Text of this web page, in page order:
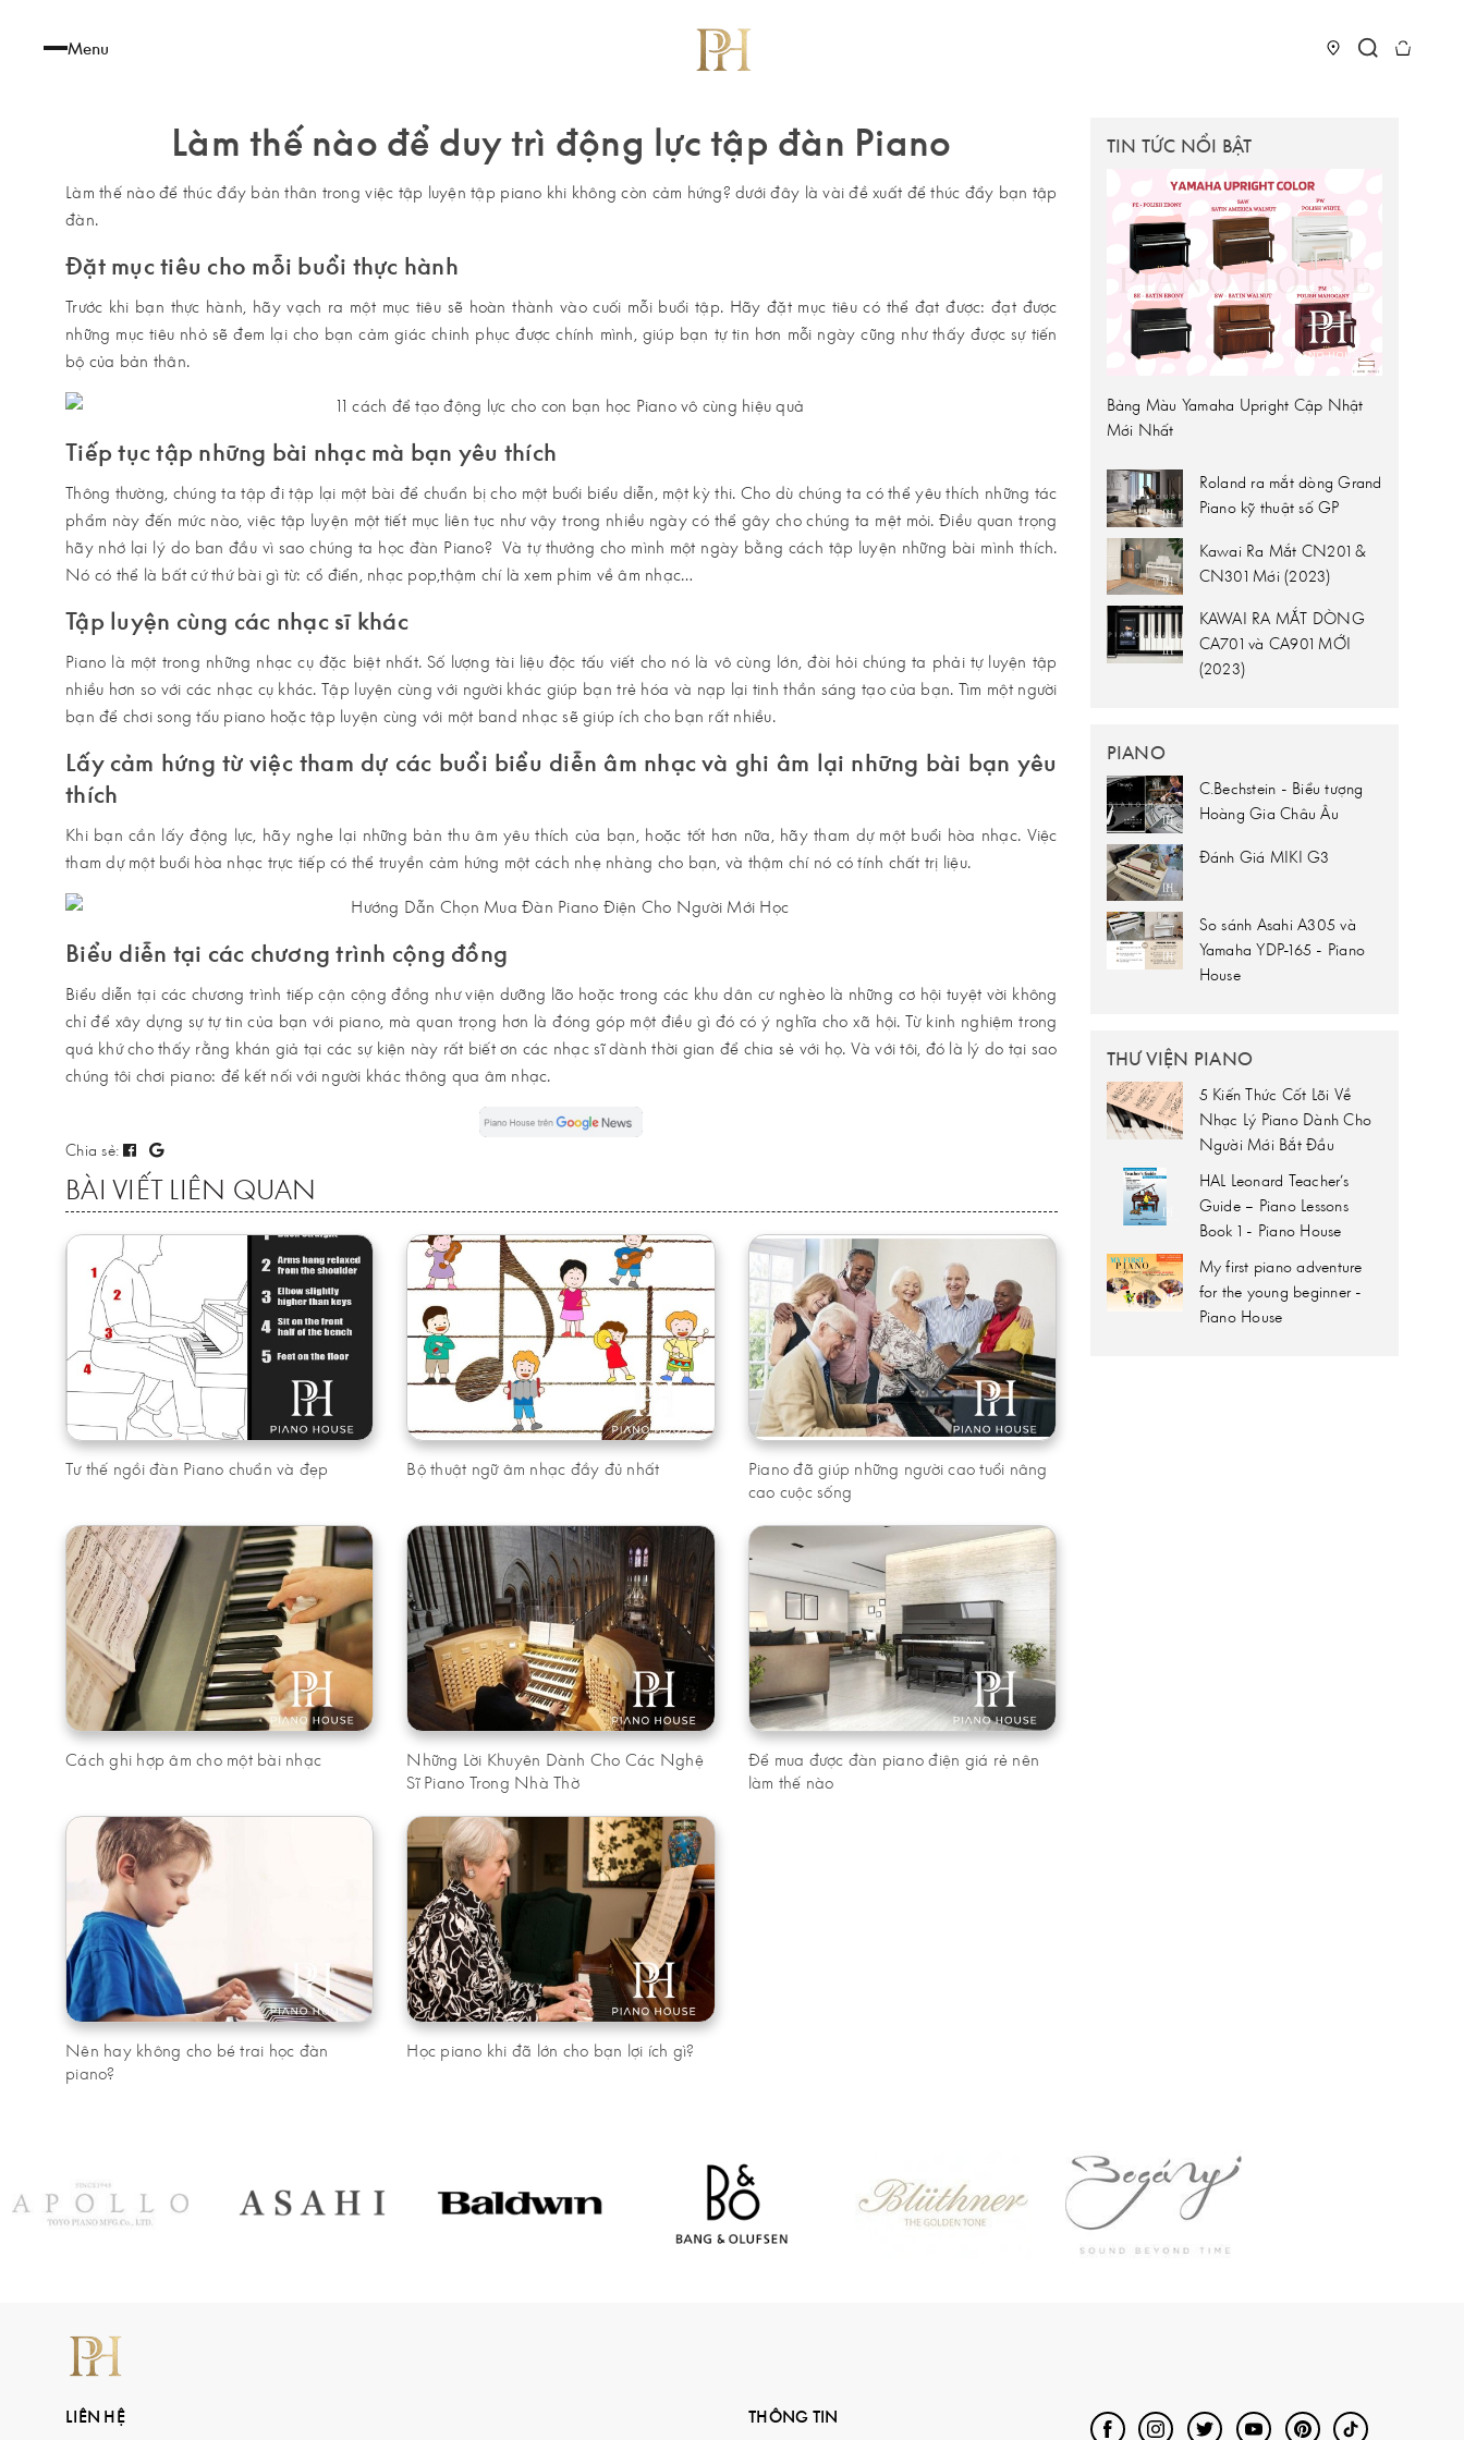
Menu
Làm thế nào để duy trì động lực tập đàn Piano
Làm thế nào để thúc đẩy bản thân trong việc tập luyện tập piano khi không còn cảm hứng? dưới đây là vài đề xuất để thúc đẩy bạn tập
đàn.
Đặt mục tiêu cho mỗi buổi thực hành
Trước khi bạn thực hành, hãy vạch ra một mục tiêu sẽ hoàn thành vào cuối mỗi buổi tập. Hãy đặt mục tiêu có thể đạt được: đạt được
những mục tiêu nhỏ sẽ đem lại cho bạn cảm giác chinh phục được chính mình, giúp bạn tự tin hơn mỗi ngày cũng như thấy được sự tiến
bộ của bản thân.
Tiếp tục tập những bài nhạc mà bạn yêu thích
Thông thường, chúng ta tập đi tập lại một bài để chuẩn bị cho một buổi biểu diễn, một kỳ thi. Cho dù chúng ta có thể yêu thích những tác
phẩm này đến mức nào, việc tập luyện một tiết mục liên tục như vậy trong nhiều ngày có thể gây cho chúng ta mệt mỏi. Điều quan trọng
hãy nhớ lại lý do ban đầu vì sao chúng ta học đàn Piano? Và tự thưởng cho mình một ngày bằng cách tập luyện những bài mình thích.
Nó có thể là bất cứ thứ bài gì từ: cổ điển, nhạc pop,thậm chí là xem phim về âm nhạc…
Tập luyện cùng các nhạc sĩ khác
Piano là một trong những nhạc cụ đặc biệt nhất. Số lượng tài liệu độc tấu viết cho nó là vô cùng lớn, đòi hỏi chúng ta phải tự luyện tập
nhiều hơn so với các nhạc cụ khác. Tập luyện cùng với người khác giúp bạn trẻ hóa và nạp lại tinh thần sáng tạo của bạn. Tìm một người
bạn để chơi song tấu piano hoặc tập luyện cùng với một band nhạc sẽ giúp ích cho bạn rất nhiều.
Lấy cảm hứng từ việc tham dự các buổi biểu diễn âm nhạc và ghi âm lại những bài bạn yêu
thích
Khi bạn cần lấy động lực, hãy nghe lại những bản thu âm yêu thích của bạn, hoặc tốt hơn nữa, hãy tham dự một buổi hòa nhạc. Việc
tham dự một buổi hòa nhạc trực tiếp có thể truyền cảm hứng một cách nhẹ nhàng cho bạn, và thậm chí nó có tính chất trị liệu.
Biểu diễn tại các chương trình cộng đồng
Biểu diễn tại các chương trình tiếp cận cộng đồng như viện dưỡng lão hoặc trong các khu dân cư nghèo là những cơ hội tuyệt vời không
chỉ để xây dựng sự tự tin của bạn với piano, mà quan trọng hơn là đóng góp một điều gì đó có ý nghĩa cho xã hội. Từ kinh nghiệm trong
quá khứ cho thấy rằng khán giả tại các sự kiện này rất biết ơn các nhạc sĩ dành thời gian để chia sẻ với họ. Và với tôi, đó là lý do tại sao
chúng tôi chơi piano: để kết nối với người khác thông qua âm nhạc.
Chia sẻ:
BÀI VIẾT LIÊN QUAN
Tư thế ngồi đàn Piano chuẩn và đẹp Bộ thuật ngữ âm nhạc đầy đủ nhất
Piano đã giúp những người cao tuổi nâng
cao cuộc sống
Cách ghi hợp âm cho một bài nhạc
Những Lời Khuyên Dành Cho Các Nghệ
Sĩ Piano Trong Nhà Thờ
Để mua được đàn piano điện giá rẻ nên
làm thế nào
Nên hay không cho bé trai học đàn
piano?
Học piano khi đã lớn cho bạn lợi ích gì?
TIN TỨC NỔI BẬT
Bảng Màu Yamaha Upright Cập Nhật
Mới Nhất
Roland ra mắt dòng Grand
Piano kỹ thuật số GP
Kawai Ra Mắt CN201 &
CN301 Mới (2023)
KAWAI RA MẮT DÒNG
CA701 và CA901 MỚI
(2023)
PIANO
C.Bechstein - Biểu tượng
Hoàng Gia Châu Âu
Đánh Giá MIKI G3
So sánh Asahi A305 và
Yamaha YDP-165 - Piano
House
THƯ VIỆN PIANO
5 Kiến Thức Cốt Lõi Về
Nhạc Lý Piano Dành Cho
Người Mới Bắt Đầu
HAL Leonard Teacher’s
Guide – Piano Lessons
Book 1 - Piano House
My first piano adventure
for the young beginner -
Piano House
LIÊN HỆ THÔNG TIN